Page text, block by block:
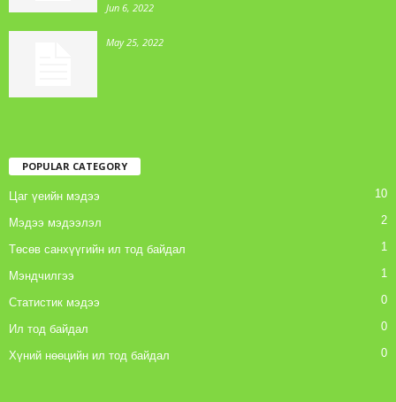
Jun 6, 2022
May 25, 2022
POPULAR CATEGORY
Цаг үеийн мэдээ 10
Мэдээ мэдээлэл 2
Төсөв санхүүгийн ил тод байдал 1
Мэндчилгээ 1
Статистик мэдээ 0
Ил тод байдал 0
Хүний нөөцийн ил тод байдал 0